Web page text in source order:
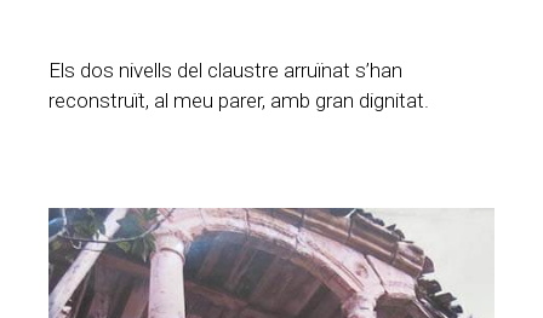
Els dos nivells del claustre arruïnat s’han
reconstruït, al meu parer, amb gran dignitat.